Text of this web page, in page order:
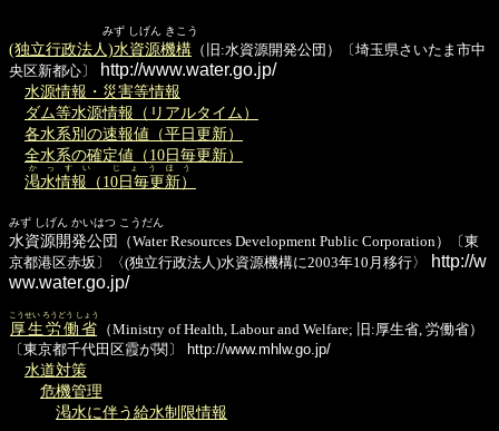
みず しげん きこう
(独立行政法人)水資源機構 （旧:水資源開発公団）〔埼玉県さいたま市中
央区新都心〕
http://www.water.go.jp/
水源情報・災害等情報
ダム等水源情報（リアルタイム）
各水系別の速報値（平日更新）
全水系の確定値（10日毎更新）
渇水情報（10日毎更新）
かっすい じょうほう
みず しげん かいはつ こうだん
水資源開発公団
（Water Resources Development Public Corporation）〔東
京都港区赤坂〕〈(独立行政法人)水資源機構に2003年10月移行〉
http://w
ww.water.go.jp/
厚生労働省
こうせい ろうどう しょう
（Ministry of Health, Labour and Welfare; 旧:厚生省, 労働省）
〔東京都千代田区霞が関〕
http://www.mhlw.go.jp/
水道対策
危機管理
渇水に伴う給水制限情報